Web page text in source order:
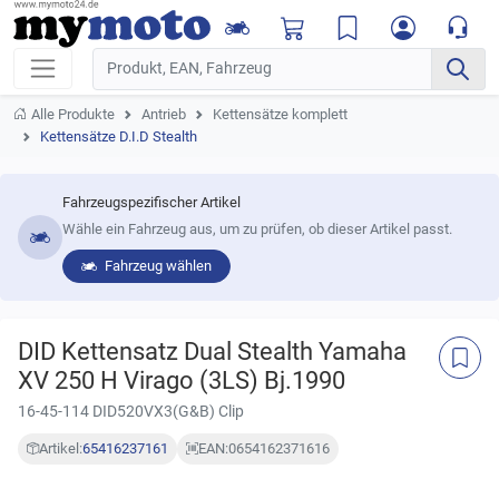
Alle Produkte Antrieb
Kettensätze komplett
Kettensätze D.I.D Stealth
Fahrzeugspezifischer Artikel
Wähle ein Fahrzeug aus, um zu prüfen, ob dieser Artikel passt.
Fahrzeug wählen
DID Kettensatz Dual Stealth Yamaha
XV 250 H Virago (3LS) Bj.1990
16-45-114 DID520VX3(G&B) Clip
Artikel:65416237161 EAN:0654162371616